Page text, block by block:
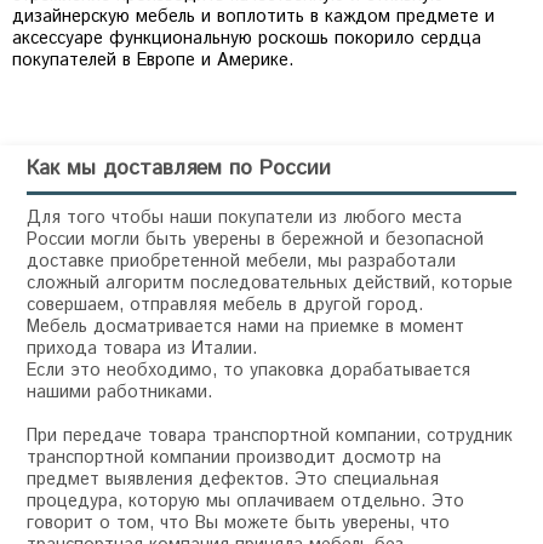
дизайнерскую мебель и воплотить в каждом предмете и
аксессуаре функциональную роскошь покорило сердца
покупателей в Европе и Америке.
Как мы доставляем по России
Для того чтобы наши покупатели из любого места
России могли быть уверены в бережной и безопасной
доставке приобретенной мебели, мы разработали
сложный алгоритм последовательных действий, которые
совершаем, отправляя мебель в другой город.
Мебель досматривается нами на приемке в момент
прихода товара из Италии.
Если это необходимо, то упаковка дорабатывается
нашими работниками.
При передаче товара транспортной компании, сотрудник
транспортной компании производит досмотр на
предмет выявления дефектов. Это специальная
процедура, которую мы оплачиваем отдельно. Это
говорит о том, что Вы можете быть уверены, что